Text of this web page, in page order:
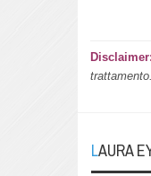
Disclaimer:
trattamento.
LAURA